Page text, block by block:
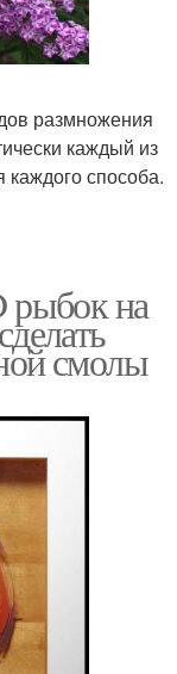
размножения
каждый из
способа.
рыбок на
смолы